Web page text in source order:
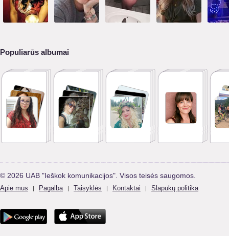
Populiarūs albumai
© 2026 UAB "Ieškok komunikacijos". Visos teisės saugomos.
Apie mus | Pagalba | Taisyklės | Kontaktai | Slapukų politika